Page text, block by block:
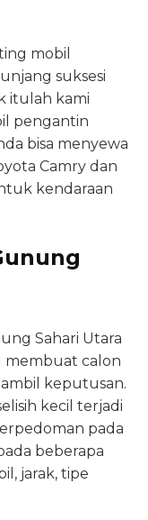
mobil
suksesi
itulah kami
pengantin
bisa menyewa
Camry dan
kendaraan
Sahari Utara
membuat calon
keputusan.
kecil terjadi
pada
beberapa
jarak, tipe